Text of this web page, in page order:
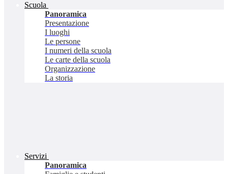
Scuola
Panoramica
Presentazione
I luoghi
Le persone
I numeri della scuola
Le carte della scuola
Organizzazione
La storia
Servizi
Panoramica